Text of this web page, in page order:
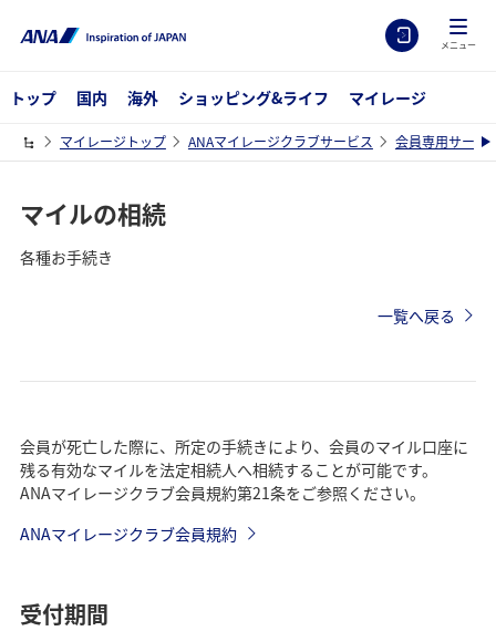
メニュー
トップ 国内 海外 ショッピング&ライフ マイレージ
マイレージトップ ANAマイレージクラブサービス 会員専用サービ
マイルの相続
各種お手続き
一覧へ戻る
会員が死亡した際に、所定の手続きにより、会員のマイル口座に
残る有効なマイルを法定相続人へ相続することが可能です。
ANAマイレージクラブ会員規約第21条をご参照ください。
ANAマイレージクラブ会員規約
受付期間